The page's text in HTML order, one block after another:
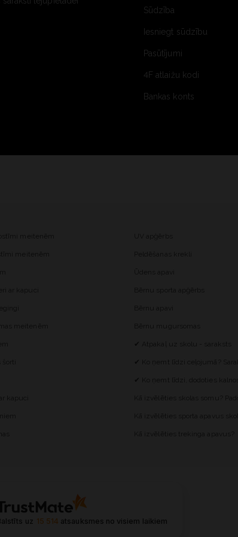
Sūdzība
Iesniegt sūdzību
Pasūtījumi
4F atlaižu kodi
Bankas konts
uz 15 514 atsauksmes no visiem laikiem